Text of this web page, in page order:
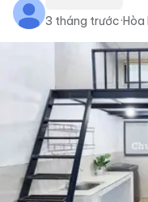
3 tháng trước·Hòa